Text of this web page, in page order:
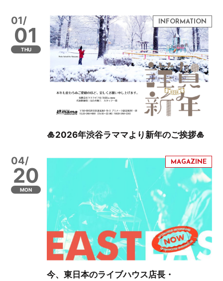
01/
01
THU
🎍2026年渋谷ラママより新年のご挨拶🎍
04/
20
MON
今、東日本のライブハウス店長・